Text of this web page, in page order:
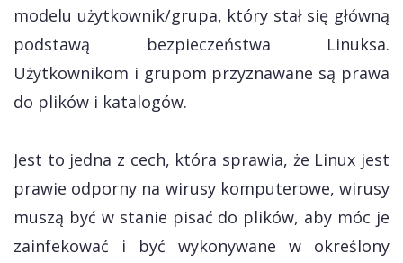
modelu użytkownik/grupa, który stał się główną
podstawą bezpieczeństwa Linuksa.
Użytkownikom i grupom przyznawane są prawa
do plików i katalogów.
Jest to jedna z cech, która sprawia, że Linux jest
prawie odporny na wirusy komputerowe, wirusy
muszą być w stanie pisać do plików, aby móc je
zainfekować i być wykonywane w określony